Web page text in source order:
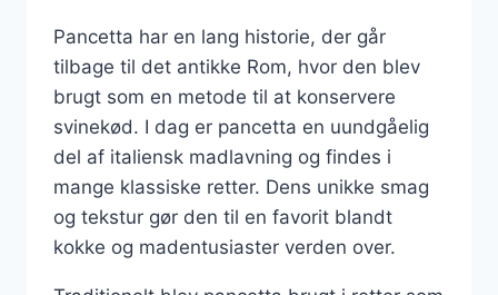
Pancetta har en lang historie, der går
tilbage til det antikke Rom, hvor den blev
brugt som en metode til at konservere
svinekød. I dag er pancetta en uundgåelig
del af italiensk madlavning og findes i
mange klassiske retter. Dens unikke smag
og tekstur gør den til en favorit blandt
kokke og madentusiaster verden over.